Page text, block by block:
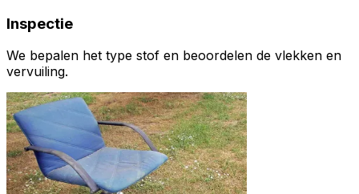
Inspectie
We bepalen het type stof en beoordelen de vlekken en
vervuiling.